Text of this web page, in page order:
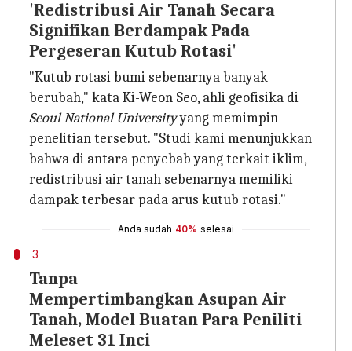
'Redistribusi Air Tanah Secara
Signifikan Berdampak Pada
Pergeseran Kutub Rotasi'
"Kutub rotasi bumi sebenarnya banyak
berubah," kata Ki-Weon Seo, ahli geofisika di
Seoul National Universityyang memimpin
penelitian tersebut. "Studi kami menunjukkan
bahwa di antara penyebab yang terkait iklim,
redistribusi air tanah sebenarnya memiliki
dampak terbesar pada arus kutub rotasi."
Anda sudah 40% selesai
3
Tanpa
Mempertimbangkan Asupan Air
Tanah, Model Buatan Para Peniliti
Meleset 31 Inci